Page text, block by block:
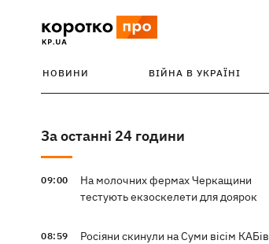
НОВИНИ ВІЙНА В УКРАЇНІ
За останні 24 години
09:00
На молочних фермах Черкащини
тестують екзоскелети для доярок
08:59
Росіяни скинули на Суми вісім КАБів